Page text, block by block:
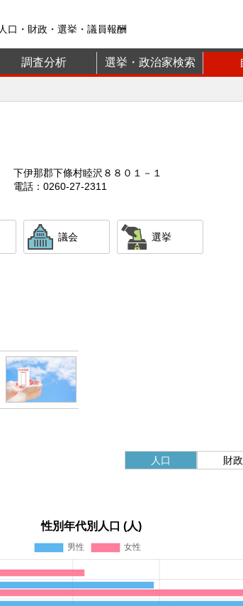
口・財政・選挙・議員報酬
調査分析 選挙・政治家検索
下伊那郡下條村睦沢８８０１－１
電話：0260-27-2311
議会 選挙
人口 財政
性別年代別人口 (人)